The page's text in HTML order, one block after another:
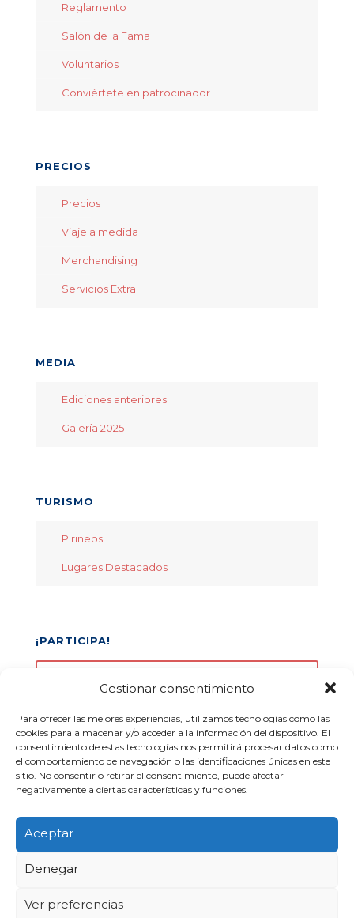
Gestionar consentimiento
Para ofrecer las mejores experiencias, utilizamos tecnologías como las
cookies para almacenar y/o acceder a la información del dispositivo. El
consentimiento de estas tecnologías nos permitirá procesar datos como
el comportamiento de navegación o las identificaciones únicas en este
sitio. No consentir o retirar el consentimiento, puede afectar
negativamente a ciertas características y funciones.
Aceptar
Denegar
Ver preferencias
Reglamento
Salón de la Fama
Voluntarios
Conviértete en patrocinador
PRECIOS
Precios
Viaje a medida
Merchandising
Servicios Extra
MEDIA
Ediciones anteriores
Galería 2025
TURISMO
Pirineos
Lugares Destacados
¡PARTICIPA!
(+34) 675 86 97 97
pirineoscup@gmail.com
© 2020-2026 Pyrenees Cup 2026 |